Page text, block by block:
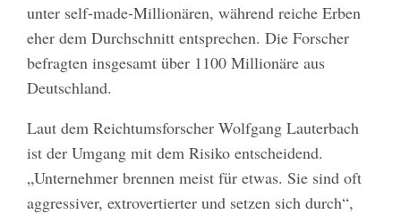
unter self-made-Millionären, während reiche Erben
eher dem Durchschnitt entsprechen. Die Forscher
befragten insgesamt über 1100 Millionäre aus
Deutschland.
Laut dem Reichtumsforscher Wolfgang Lauterbach
ist der Umgang mit dem Risiko entscheidend.
„Unternehmer brennen meist für etwas. Sie sind oft
aggressiver, extrovertierter und setzen sich durch“,